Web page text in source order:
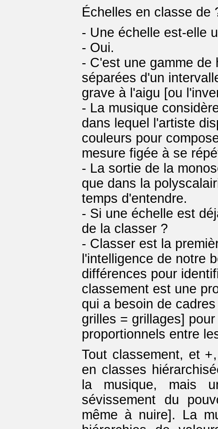
Échelles en classe de
- Une échelle est-elle
- Oui.
- C'est une gamme
séparées d'un
grave à l'aigu [ou
- La musique
dans lequel l'artiste
couleurs pour
mesure figée à se
- La sortie de la
que dans la
temps d'entendre.
- Si une échelle est
de la classer ?
- Classer est la
l'intelligence de notre
différences pour
classement est une
qui a besoin de
grilles = grillages]
proportionnels entre
Tout classement, et
en classes
la musique, mais
sévissement du
même à nuire]. La